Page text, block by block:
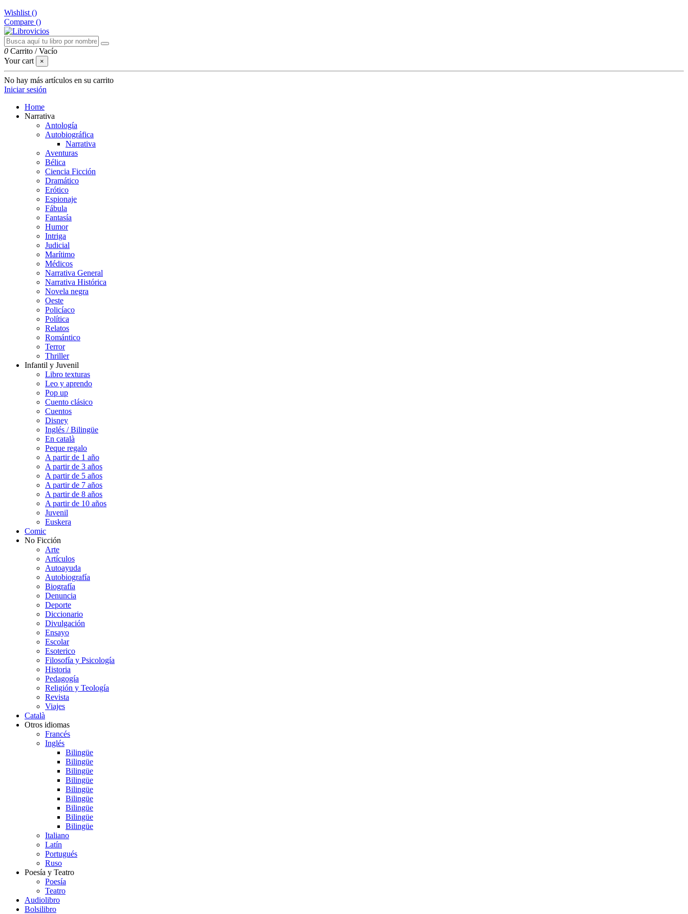
Wishlist ()
Compare ()
0 Carrito /Vacío
Your cart
×
No hay más artículos en su carrito
Iniciar sesión
Home
Narrativa
Antología
Autobiográfica
Narrativa
Aventuras
Bélica
Ciencia Ficción
Dramático
Erótico
Espionaje
Fábula
Fantasía
Humor
Intriga
Judicial
Marítimo
Médicos
Narrativa General
Narrativa Histórica
Novela negra
Oeste
Policíaco
Política
Relatos
Romántico
Terror
Thriller
Infantil y Juvenil
Libro texturas
Leo y aprendo
Pop up
Cuento clásico
Cuentos
Disney
Inglés / Bilingüe
En català
Peque regalo
A partir de 1 año
A partir de 3 años
A partir de 5 años
A partir de 7 años
A partir de 8 años
A partir de 10 años
Juvenil
Euskera
Comic
No Ficción
Arte
Artículos
Autoayuda
Autobiografía
Biografía
Denuncia
Deporte
Diccionario
Divulgación
Ensayo
Escolar
Esoterico
Filosofía y Psicología
Historia
Pedagogía
Religión y Teología
Revista
Viajes
Català
Otros idiomas
Francés
Inglés
Bilingüe
Bilingüe
Bilingüe
Bilingüe
Bilingüe
Bilingüe
Bilingüe
Bilingüe
Bilingüe
Italiano
Latín
Portugués
Ruso
Poesía y Teatro
Poesía
Teatro
Audiolibro
Bolsilibro